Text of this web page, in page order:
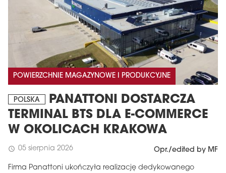
POWIERZCHNIE MAGAZYNOWE I PRODUKCYJNE
POLSKA
PANATTONI DOSTARCZA
TERMINAL BTS DLA E-COMMERCE
W OKOLICACH KRAKOWA
schedule 05 sierpnia 2026 Opr./edited by MF
Firma Panattoni ukończyła realizację dedykowanego